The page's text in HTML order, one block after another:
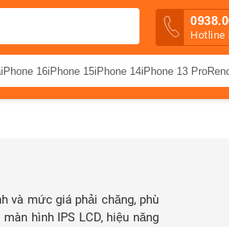
Hotline
iPhone 16iPhone 15iPhone 14iPhone 13 Pro
và mức giá phải chăng, phù
hình IPS LCD, hiệu năng